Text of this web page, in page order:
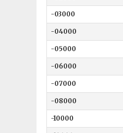
-03000
-04000
-05000
-06000
-07000
-08000
-10000